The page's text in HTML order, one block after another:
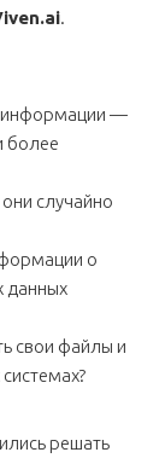
.
информации —
более
случайно
о
данных
свои файлы и
решать